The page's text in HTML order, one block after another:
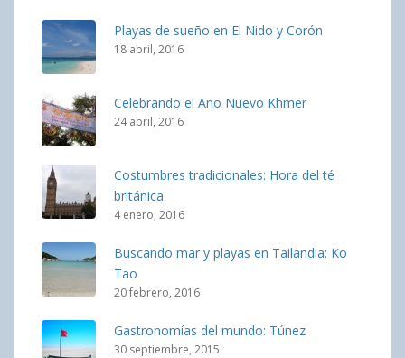
Playas de sueño en El Nido y Corón
18 abril, 2016
Celebrando el Año Nuevo Khmer
24 abril, 2016
Costumbres tradicionales: Hora del té
británica
4 enero, 2016
Buscando mar y playas en Tailandia: Ko
Tao
20 febrero, 2016
Gastronomías del mundo: Túnez
30 septiembre, 2015